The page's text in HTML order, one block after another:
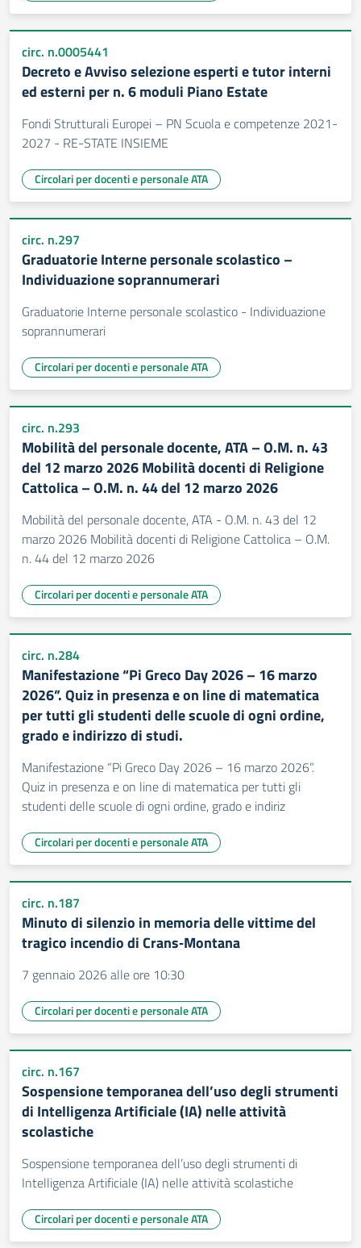
circ. n.0005441
Decreto e Avviso selezione esperti e tutor interni
ed esterni per n. 6 moduli Piano Estate
Fondi Strutturali Europei – PN Scuola e competenze 2021-
2027 - RE-STATE INSIEME
Circolari per docenti e personale ATA
circ. n.297
Graduatorie Interne personale scolastico –
Individuazione soprannumerari
Graduatorie Interne personale scolastico - Individuazione
soprannumerari
Circolari per docenti e personale ATA
circ. n.293
Mobilità del personale docente, ATA – O.M. n. 43
del 12 marzo 2026 Mobilità docenti di Religione
Cattolica – O.M. n. 44 del 12 marzo 2026
Mobilità del personale docente, ATA - O.M. n. 43 del 12
marzo 2026 Mobilità docenti di Religione Cattolica – O.M.
n. 44 del 12 marzo 2026
Circolari per docenti e personale ATA
circ. n.284
Manifestazione “Pi Greco Day 2026 – 16 marzo
2026”. Quiz in presenza e on line di matematica
per tutti gli studenti delle scuole di ogni ordine,
grado e indirizzo di studi.
Manifestazione “Pi Greco Day 2026 – 16 marzo 2026”.
Quiz in presenza e on line di matematica per tutti gli
studenti delle scuole di ogni ordine, grado e indiriz
Circolari per docenti e personale ATA
circ. n.187
Minuto di silenzio in memoria delle vittime del
tragico incendio di Crans‑Montana
7 gennaio 2026 alle ore 10:30
Circolari per docenti e personale ATA
circ. n.167
Sospensione temporanea dell’uso degli strumenti
di Intelligenza Artificiale (IA) nelle attività
scolastiche
Sospensione temporanea dell’uso degli strumenti di
Intelligenza Artificiale (IA) nelle attività scolastiche
Circolari per docenti e personale ATA